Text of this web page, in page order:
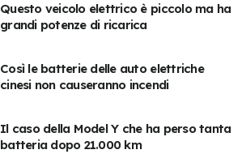
Questo veicolo elettrico è piccolo ma ha
grandi potenze di ricarica
Così le batterie delle auto elettriche
cinesi non causeranno incendi
Il caso della Model Y che ha perso tanta
batteria dopo 21.000 km